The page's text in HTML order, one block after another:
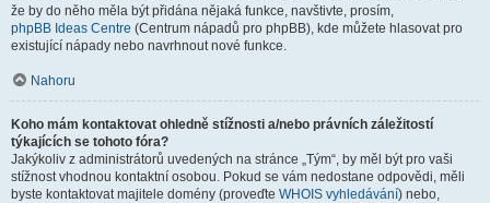
že by do něho měla být přidána nějaká funkce, navštivte, prosím,
phpBB Ideas Centre (Centrum nápadů pro phpBB), kde můžete hlasovat pro
existující nápady nebo navrhnout nové funkce.
Nahoru
Koho mám kontaktovat ohledně stížnosti a/nebo právních záležitostí
týkajících se tohoto fóra?
Jakýkoliv z administrátorů uvedených na stránce „Tým“, by měl být pro vaši
stížnost vhodnou kontaktní osobou. Pokud se vám nedostane odpovědi, měli
byste kontaktovat majitele domény (proveďte WHOIS vyhledávání) nebo,